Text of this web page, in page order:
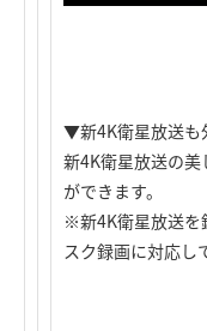
▼新4K衛星放送も
新4K衛星放送の
ができます。
※新4K衛星放送を
スク録画に対応し